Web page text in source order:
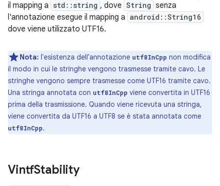
il mapping a std::string , dove String senza
l'annotazione esegue il mapping a android::String16
dove viene utilizzato UTF16.
Nota: l'esistenza dell'annotazione utf8InCpp non modifica
il modo in cui le stringhe vengono trasmesse tramite cavo. Le
stringhe vengono sempre trasmesse come UTF16 tramite cavo.
Una stringa annotata con utf8InCpp viene convertita in UTF16
prima della trasmissione. Quando viene ricevuta una stringa,
viene convertita da UTF16 a UTF8 se è stata annotata come
utf8InCpp.
VintfStability